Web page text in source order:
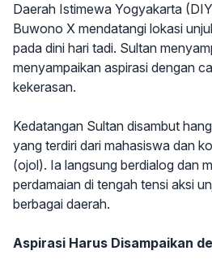
Daerah Istimewa Yogyakarta
Buwono X mendatangi lokasi
pada dini hari tadi. Sultan
menyampaikan aspirasi dengan
kekerasan.
Kedatangan Sultan disambut
yang terdiri dari mahasiswa dan
(ojol). Ia langsung berdialog dan
perdamaian di tengah tensi aksi
berbagai daerah.
Aspirasi Harus Disampaikan